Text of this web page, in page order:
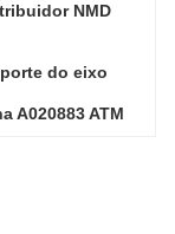
NMD
do eixo
A020883 ATM